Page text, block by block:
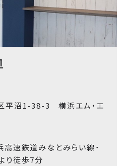
平沼1-38-3 横浜エム・エ
速鉄道みなとみらい線･
り徒歩7分